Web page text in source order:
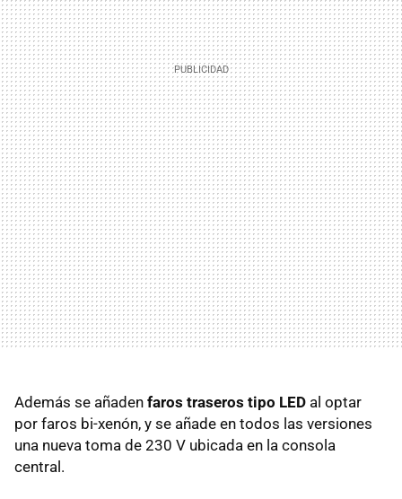
Además se añaden faros traseros tipo LED al optar
por faros bi-xenón, y se añade en todos las versiones
una nueva toma de 230 V ubicada en la consola
central.